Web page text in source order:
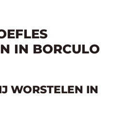
IN BORCULO
WORSTELEN IN